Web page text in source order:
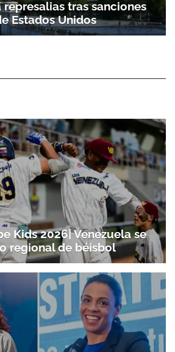
represalias tras sanciones
Estados Unidos
Kids 2026| Venezuela se
regional de béisbol